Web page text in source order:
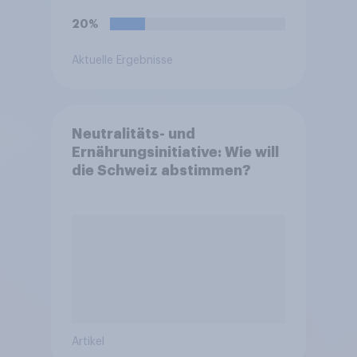
20%
Aktuelle Ergebnisse
Neutralitäts- und
Ernährungsinitiative: Wie will
die Schweiz abstimmen?
Artikel